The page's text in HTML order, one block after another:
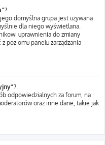
domyślna grupa jest używana
dla niego wyświetlana.
uprawnienia do zmiany
poziomu panelu zarządzania
odpowiedzialnych za forum, na
oraz inne dane, takie jak